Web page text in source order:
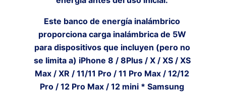
Este banco de energía inalámbrico
proporciona carga inalámbrica de 5W
para dispositivos que incluyen (pero no
se limita a) iPhone 8 / 8Plus / X / XS / XS
Max / XR / 11/11 Pro / 11 Pro Max / 12/12
Pro / 12 Pro Max / 12 mini * Samsung